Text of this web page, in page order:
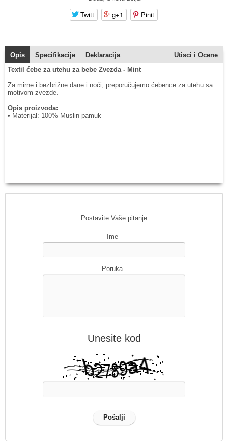
Twitt g+1 Pinit
Opis Specifikacije Deklaracija
Utisci i Ocene
Textil ćebe za utehu za bebe Zvezda - Mint
Za mirne i bezbrižne dane i noći, preporučujemo ćebence za utehu sa
motivom zvezde.
Opis proizvoda:
• Materijal: 100% Muslin pamuk
Postavite Vaše pitanje
Ime
Poruka
Unesite kod